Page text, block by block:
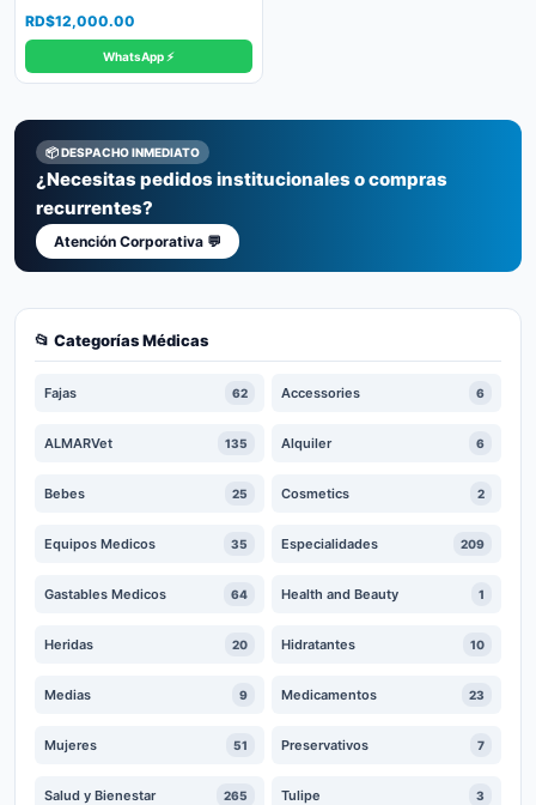
📂 Categorías Médicas
Fajas 62 Accessories 6
ALMARVet 135 Alquiler 6
Bebes 25 Cosmetics 2
Equipos Medicos 35 Especialidades 209
Gastables Medicos 64 Health and Beauty 1
Heridas 20 Hidratantes 10
Medias 9 Medicamentos 23
Mujeres 51 Preservativos 7
Salud y Bienestar 265 Tulipe 3
RD$12,000.00
WhatsApp ⚡
📦 DESPACHO INMEDIATO
¿Necesitas pedidos institucionales o compras
recurrentes?
Atención Corporativa 💬